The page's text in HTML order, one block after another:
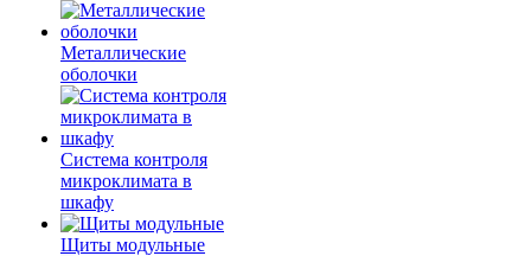
Металлические
оболочки
Система контроля
микроклимата в
шкафу
Щиты модульные